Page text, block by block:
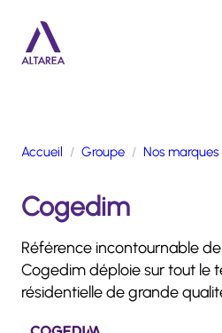
ACTIVITÉS
TALENTS
FINANCE
NEWSROOM
Accueil Groupe Nos marques
Cogedim
Référence incontournable
Cogedim déploie sur tout le
résidentielle de grande